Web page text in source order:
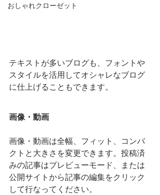
おしゃれクローゼット
テキストが多いブログも、フォントや
スタイルを活用してオシャレなブログ
に仕上げることもできます。
画像・動画
画像・動画は全幅、フィット、コンパ
クトと大きさを変更できます。投稿済
みの記事はプレビューモード、または
公開サイトから記事の編集をクリック
して行なってください。